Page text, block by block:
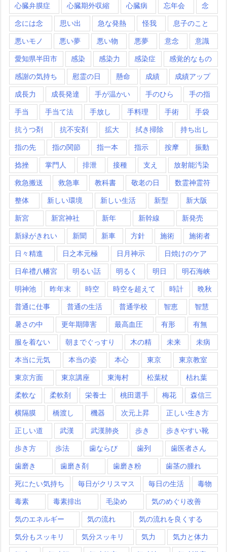
心臓弁膜症 心臓期外収縮 心臓病 忘年会 念
念には念 思い出 急な発熱 怪我 息子のこと
悪いモノ 悪い夢 悪い物 悪夢 意念 意識
愛知県半田市 感染 感染力 感染症 感覚的なもの
感謝の気持ち 慰霊の日 懸命 成績 成績アップ
成長力 成長発達 手が温かい 手のひら 手の指
手当 手当て法 手放し 手料理 手術 手袋
抗うつ剤 抗不安剤 拡大 拭き掃除 持ち出し
指の先 指の関節 指一本 指示 按摩 振動
捻挫 掌門人 排泄 接種 支え 放射能汚染
救急搬送 救急車 教科書 敬老の日 数霊神霊符
整体 新しい環境 新しい生活 新型 新大阪
新宮 新宮神社 新年 新幹線 新発売
新緑がきれい 新聞 新車 方針 施術 施術者
日々精進 日之本元極 日月神示 日焼けのケア
日牟禮八幡宮 明るい話 明るく 明日 明石海峡
明神池 昨年末 時空 時空を超えて 時計 晩秋
普通に仕事 普通の生活 普通学校 智恵 智慧
暑さの中 更年期障害 最高血圧 有形 有無
服を着ない 朝までぐっすり 木の精 未来 未病
本当に元気 本当の姿 本心 東京 東京教室
東京方面 東京講座 東海村 松葉杖 枯れ葉
柔軟な 柔軟剤 栄養士 桃田選手 梅花 森信三
横隔膜 橋渡し 機器 次元上昇 正しい生き方
正しい道 武漢 武漢肺炎 歩き 歩きやすい靴
歩き方 歩法 歯ならび 歯列 歯医者さん
歯磨き 歯磨き剤 歯磨き粉 歯茎の腫れ
死にたい気持ち 毎日がクリスマス 毎日の生活 毒物
毒素 毒素排出 毛染め 気のめぐり改善
気のエネルギー 気の流れ 気の流れを良くする
気分もスッキリ 気分スッキリ 気力 気力と体力